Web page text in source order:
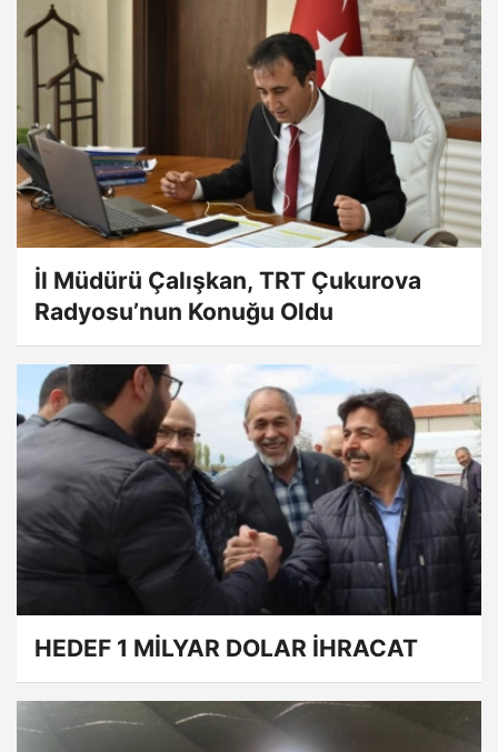
İl Müdürü Çalışkan, TRT Çukurova
Radyosu’nun Konuğu Oldu
HEDEF 1 MİLYAR DOLAR İHRACAT